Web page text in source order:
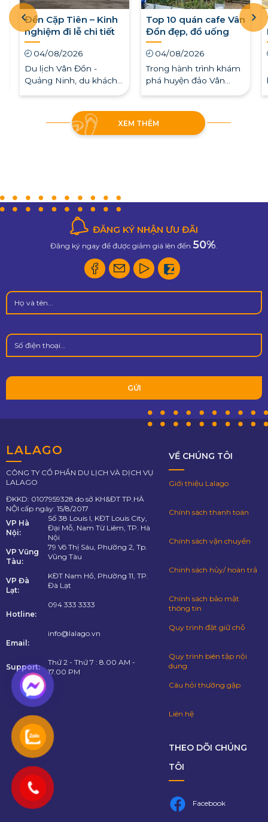
Đền Cặp Tiên – Kinh
nghiệm đi lễ chi tiết
bạn nên biết
04/08/2026
Du lịch Vân Đồn -
Quảng Ninh, du khách
non, biển trời mà còn
có dịp chiêm bái những
Top 10 quán cafe Vân
Đồn đẹp, đồ uống
ngon được yêu thích
nhất04/08/2026
Trong hành trình khám
phá huyện đảo Vân
du khách lựa chọn
trong lúc rảnh rỗi chính
XEM THÊM
ĐĂNG KÝ NHẬN ƯU ĐÃI
Đăng ký ngay để được giảm giá lên đến 50%.
LALAGO
CÔNG TY CỔ PHẦN DU LỊCH VÀ DỊCH VỤ
LALAGO
ĐKKD: 0107959328 do sở KH&ĐT TP.HÀ
NỘI cấp ngày: 15/8/2017
VP Hà
Nội:
Số 38 Louis I, KĐT Louis City,
Đại Mỗ, Nam Từ Liêm, TP. Hà
Nội
VP Vũng
Tàu:
79 Võ Thị Sáu, Phường 2, Tp.
Vũng Tàu
VP Đà
Lạt:
KĐT Nam Hồ, Phường 11, TP.
Đà Lạt
Hotline:
094 333 3333
Email:
info@lalago.vn
Support:
Thứ 2 - Thứ 7 : 8.00 AM -
17.00 PM
VỀ CHÚNG TÔI
Giới thiệu Lalago
Chính sách thanh toán
Chính sách vận chuyển
Chính sách hủy/ hoàn trả
Chính sách bảo mật
thông tin
Quy trình đặt giữ chỗ
Quy trình biên tập nội
dung
Câu hỏi thường gặp
Liên hệ
THEO DÕI CHÚNG
TÔI
Facebook